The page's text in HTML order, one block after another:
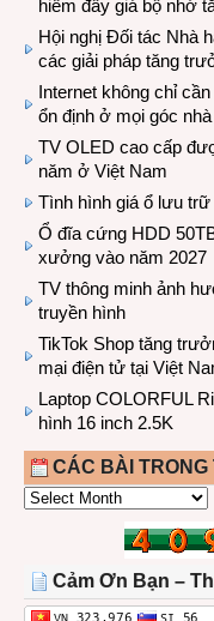
hiếm đẩy giá bộ nhớ
Hội nghị Đối tác Nhà
các giải pháp tăng
Internet không chỉ
ổn định ở mọi góc nhà
TV OLED cao cấp
năm ở Việt Nam
Tình hình giá ổ lưu
Ổ đĩa cứng HDD
xưởng vào năm 2027
TV thông minh ảnh
truyền hình
TikTok Shop tăng
mại điện tử tại Việt
Laptop COLORFUL
hình 16 inch 2.5K
CÁC BÀI TRONG
CÁC
THÁNG
Cảm Ơn Bạn –